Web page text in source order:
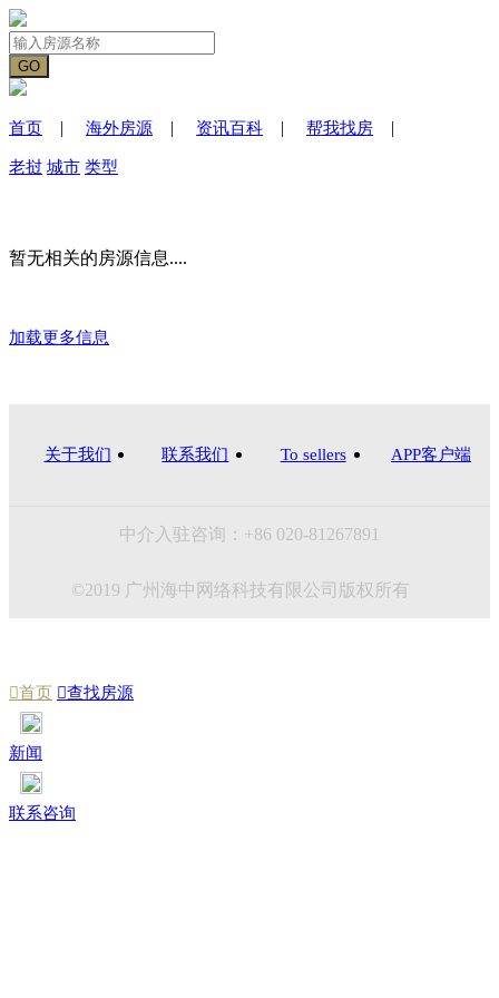
首页 | 海外房源 | 资讯百科 | 帮我找房 |
老挝 城市 类型
暂无相关的房源信息....
加载更多信息
关于我们 联系我们 To sellers APP客户端
中介入驻咨询：+86 020-81267891
©2019 广州海中网络科技有限公司版权所有
首页 查找房源
新闻
联系咨询